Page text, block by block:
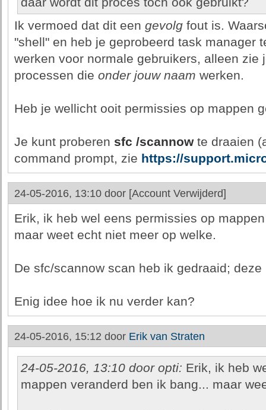
Ik vermoed dat dit een gevolgfout is.
"shell" en heb je geprobeerd task manager
werken voor normale gebruikers, alleen zie
processen die onder jouw naam werken.
Heb je wellicht ooit permissies op mappen
Je kunt proberen sfc /scannowte draaien
command prompt, zie https://
24-05-2016, 13:10 door [Account Verwijderd]
Erik, ik heb wel eens permissies op
maar weet echt niet meer op welke.
De sfc/scannow scan heb ik gedraaid;
Enig idee hoe ik nu verder kan?
24-05-2016, 15:12 door Erik van Straten
24-05-2016, 13:10 door opti: Erik, ik heb
mappen veranderd ben ik bang... maar